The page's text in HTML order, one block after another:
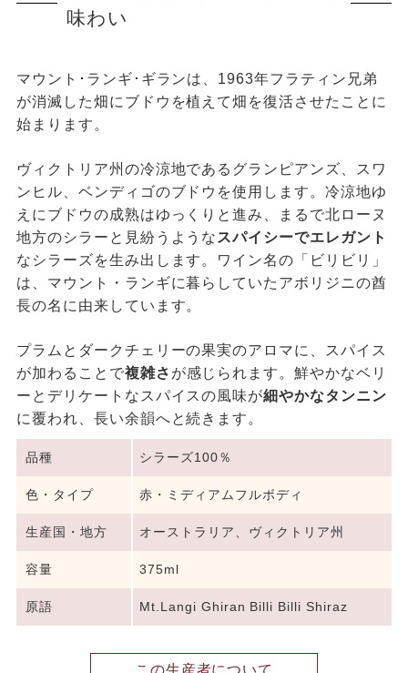
味わい
マウント･ランギ･ギランは、1963年フラティン兄弟
が消滅した畑にブドウを植えて畑を復活させたことに
始まります。
ヴィクトリア州の冷涼地であるグランピアンズ、スワ
ンヒル、ベンディゴのブドウを使用します。冷涼地ゆ
えにブドウの成熟はゆっくりと進み、まるで北ローヌ
地方のシラーと見紛うような スパイシーでエレガント
なシラーズを生み出します。ワイン名の「ビリビリ」
は、マウント・ランギに暮らしていたアボリジニの酋
長の名に由来しています。
プラムとダークチェリーの果実のアロマに、スパイス
が加わることで複雑さ が感じられます。鮮やかなベリ
ーとデリケートなスパイスの風味が細やかなタンニン
に覆われ、長い余韻へと続きます。
品種 シラーズ100％
色・タイプ 赤・ミディアムフルボディ
生産国・地方 オーストラリア、ヴィクトリア州
容量 375ml
原語 Mt.Langi Ghiran Billi Billi Shiraz